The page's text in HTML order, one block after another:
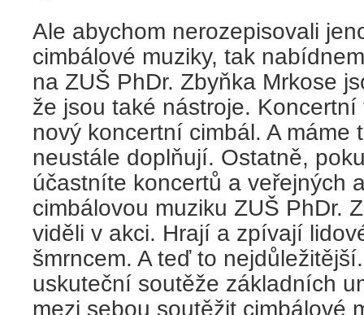
Ale abychom nerozepisovali
cimbálové muziky, tak
na ZUŠ PhDr. Zbyňka Mrkose
že jsou také nástroje.
nový koncertní cimbál. A máme
neustále doplňují. Ostatně,
účastníte koncertů a veřejných
cimbálovou muziku ZUŠ PhDr.
viděli v akci. Hrají a zpívají
šmrncem. A teď to
uskuteční soutěže základních
mezi sebou soutěžit cimbálové